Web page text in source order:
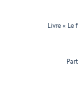
Livre «